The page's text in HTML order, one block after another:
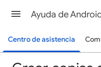
Ayuda de
Centro de asistencia